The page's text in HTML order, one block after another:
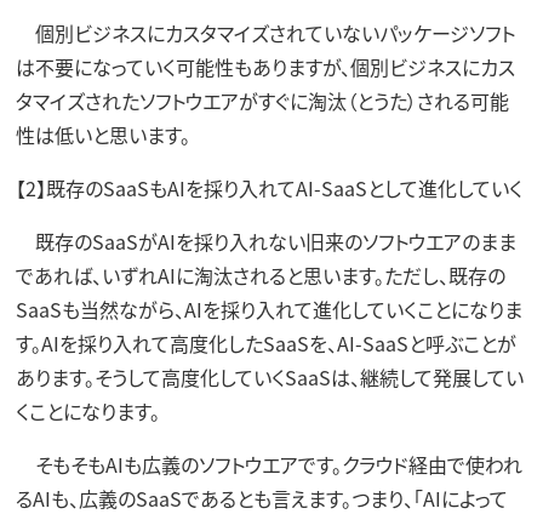
個別ビジネスにカスタマイズされていないパッケージソフト
は不要になっていく可能性もありますが、個別ビジネスにカス
タマイズされたソフトウエアがすぐに淘汰（とうた）される可能
性は低いと思います。
【2】既存のSaaSもAIを採り入れてAI-SaaSとして進化していく
既存のSaaSがAIを採り入れない旧来のソフトウエアのまま
であれば、いずれAIに淘汰されると思います。ただし、既存の
SaaSも当然ながら、AIを採り入れて進化していくことになりま
す。AIを採り入れて高度化したSaaSを、AI-SaaSと呼ぶことが
あります。そうして高度化していくSaaSは、継続して発展してい
くことになります。
そもそもAIも広義のソフトウエアです。クラウド経由で使われ
るAIも、広義のSaaSであるとも言えます。つまり、「AIによって